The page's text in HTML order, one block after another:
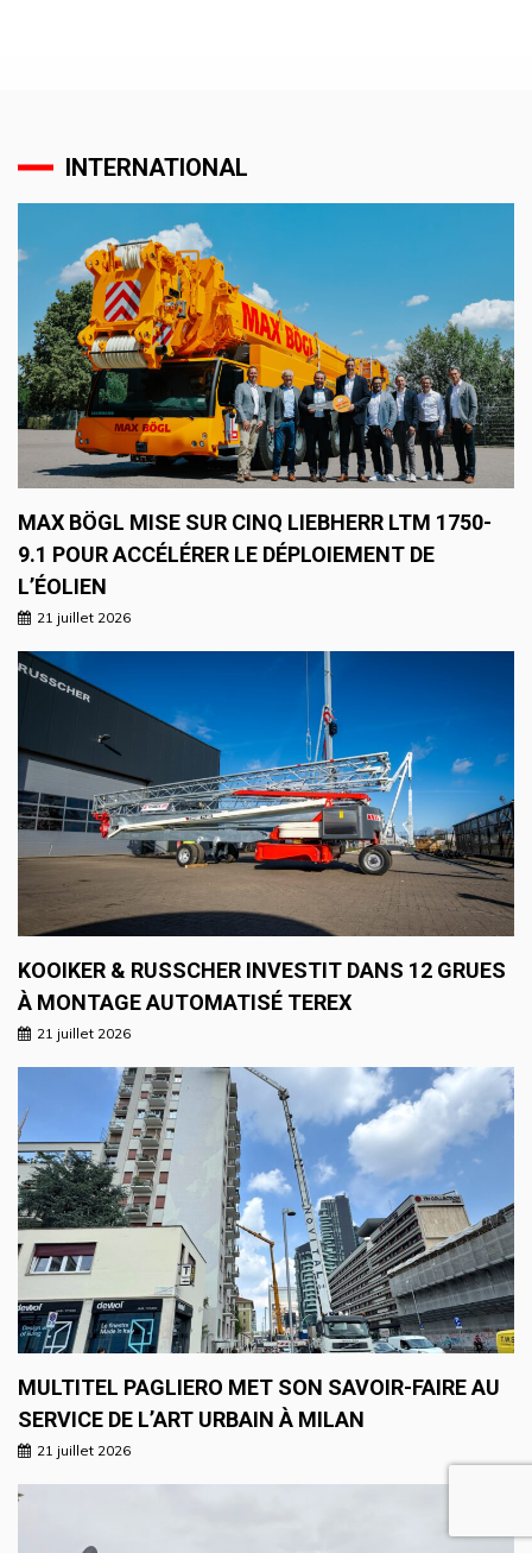
INTERNATIONAL
MAX BÖGL MISE SUR CINQ LIEBHERR LTM 1750-
9.1 POUR ACCÉLÉRER LE DÉPLOIEMENT DE
L’ÉOLIEN
21 juillet 2026
KOOIKER & RUSSCHER INVESTIT DANS 12 GRUES
À MONTAGE AUTOMATISÉ TEREX
21 juillet 2026
MULTITEL PAGLIERO MET SON SAVOIR-FAIRE AU
SERVICE DE L’ART URBAIN À MILAN
21 juillet 2026